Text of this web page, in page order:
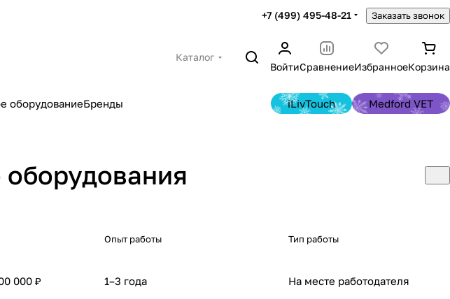
+7 (499) 495-48-21 Заказать звонок
Каталог
ВойтиСравнениеИзбранноеКорзина
оборудованиеБренды iLivTouch Medford VET
000 ₽
Опыт работы
1–3 года
Тип работы
На месте работодателя